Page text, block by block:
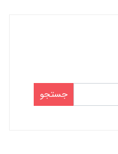
جستجو